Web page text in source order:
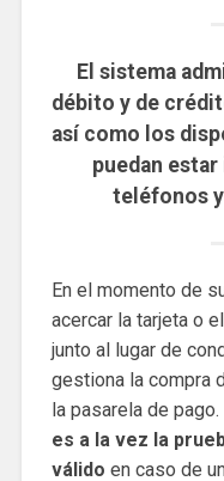
El sistema
débito y de
así como los
puedan
teléfonos
En el momento de
acercar la tarjeta o
junto al lugar de
gestiona la compra
la pasarela de pago.
es a la vez la
válido en caso de